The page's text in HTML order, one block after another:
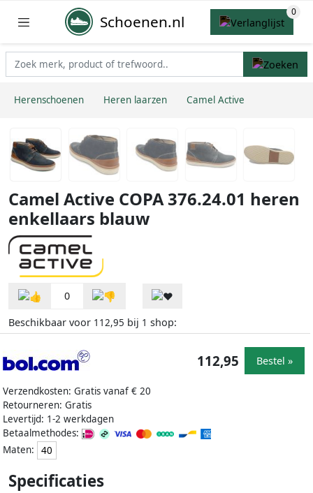
Schoenen.nl
Herenschoenen Heren laarzen Camel Active
Camel Active COPA 376.24.01 heren
enkellaars blauw
0
Beschikbaar voor 112,95 bij 1 shop:
Verzendkosten: Gratis vanaf € 20
Retourneren: Gratis
Levertijd: 1-2 werkdagen
Betaalmethodes:
Maten:
40
112,95 Bestel »
Specificaties